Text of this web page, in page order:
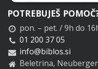
POTREBUJEŠ
pon. – pet. / 9h do
01 200 37 05
info@biblos.si
Beletrina,